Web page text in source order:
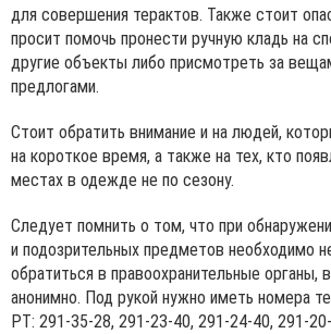
для совершения терактов. Также стоит
просит помочь пронести ручную кладь на
другие объекты либо присмотреть за
предлогами.
Стоит обратить внимание и на людей,
на короткое время, а также на тех, кто
местах в одежде не по сезону.
Следует помнить о том, что при
и подозрительных предметов необходимо
обратиться в правоохранительные органы,
анонимно. Под рукой нужно иметь номера
РТ: 291-35-28, 291-23-40, 291-24-40, 291-